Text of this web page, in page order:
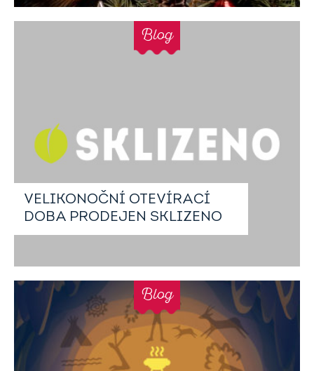
VELIKONOČNÍ OTEVÍRACÍ
DOBA PRODEJEN SKLIZENO
Blog
Blog